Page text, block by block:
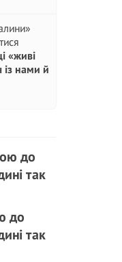
«живі
із нами й
до
так